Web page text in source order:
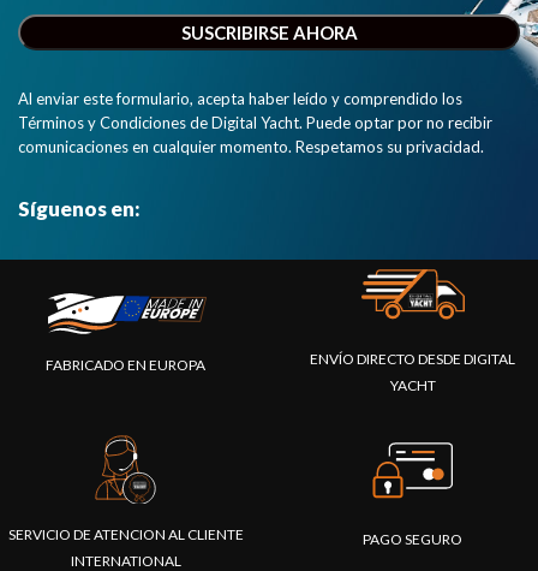
Al enviar este formulario, acepta haber leído y comprendido los
Términos y Condiciones de Digital Yacht. Puede optar por no recibir
comunicaciones en cualquier momento. Respetamos su privacidad.
Síguenos en:
FABRICADO EN EUROPA
ENVÍO DIRECTO DESDE DIGITAL
YACHT
SERVICIO DE ATENCION AL CLIENTE
INTERNATIONAL
PAGO SEGURO